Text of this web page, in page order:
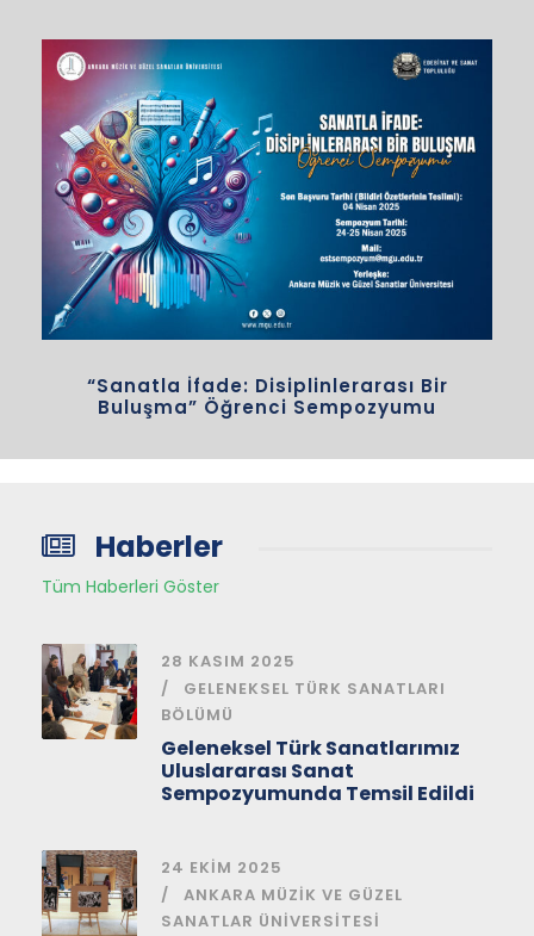
“Sanatla İfade: Disiplinlerarası Bir
Buluşma” Öğrenci Sempozyumu
Haberler
Tüm Haberleri Göster
28 KASIM 2025
GELENEKSEL TÜRK SANATLARI
BÖLÜMÜ
Geleneksel Türk Sanatlarımız
Uluslararası Sanat
Sempozyumunda Temsil Edildi
24 EKIM 2025
ANKARA MÜZIK VE GÜZEL
SANATLAR ÜNIVERSITESI